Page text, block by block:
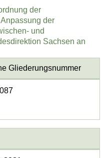
der
der
und
Sachsen an
Gliederungsnummer